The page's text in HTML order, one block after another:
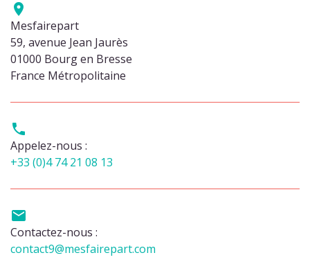

Mesfairepart
59, avenue Jean Jaurès
01000 Bourg en Bresse
France Métropolitaine

Appelez-nous :
+33 (0)4 74 21 08 13

Contactez-nous :
contact9@mesfairepart.com